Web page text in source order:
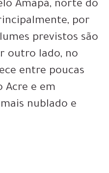
Amapá, norte do
por
previstos são
outro lado, no
entre poucas
Acre e em
nublado e